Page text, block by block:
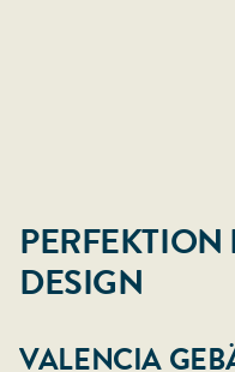
DESIGN
VALENCIA